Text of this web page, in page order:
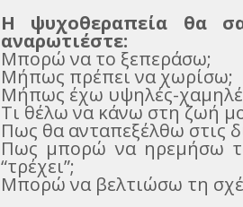
Η ψυχοθεραπεία θα
αναρωτιέστε:
Μπορώ να το ξεπεράσω;
Μήπως πρέπει να χωρίσω;
Μήπως έχω υψηλές-
Τι θέλω να κάνω στη ζωή
Πως θα ανταπεξέλθω στις
Πως μπορώ να ηρεμήσω
“τρέχει”;
Μπορώ να βελτιώσω τη